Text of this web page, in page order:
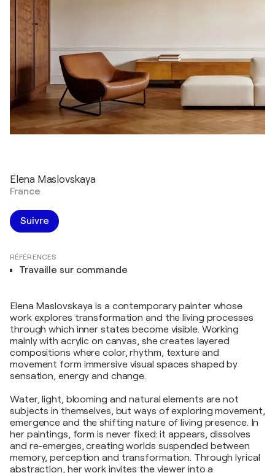
Elena Maslovskaya
France
Suivre
RÉFÉRENCES
Travaille sur commande
Elena Maslovskaya is a contemporary painter whose
work explores transformation and the living processes
through which inner states become visible. Working
mainly with acrylic on canvas, she creates layered
compositions where color, rhythm, texture and
movement form immersive visual spaces shaped by
sensation, energy and change.
Water, light, blooming and natural elements are not
subjects in themselves, but ways of exploring movement,
emergence and the shifting nature of living presence. In
her paintings, form is never fixed: it appears, dissolves
and re-emerges, creating worlds suspended between
memory, perception and transformation. Through lyrical
abstraction, her work invites the viewer into a